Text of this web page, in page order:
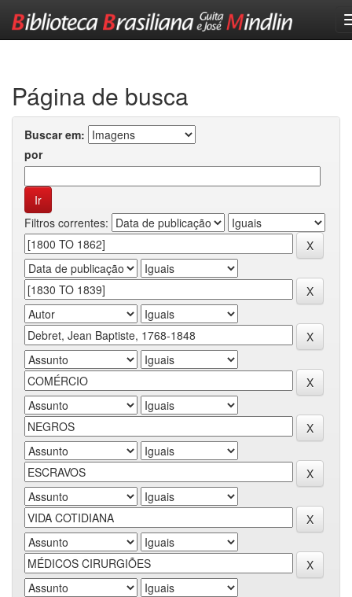
Página de busca
Buscar em:
por
Filtros correntes: